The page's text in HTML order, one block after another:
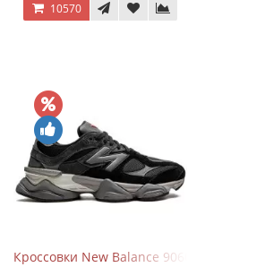
10570
Кроссовки New Balance 9060 Black